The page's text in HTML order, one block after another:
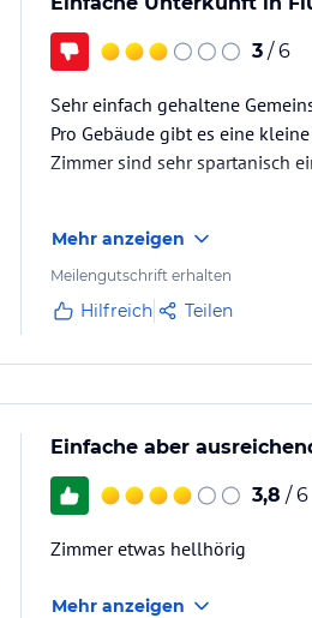
3 / 6
Sehr einfach gehaltene
Pro Gebäude gibt es eine
Zimmer sind sehr spartanisch
Alternative sein. S-Bahnhof
Mehr anzeigen
Meilengutschrift erhalten
Hilfreich Teilen
Einfache aber
3,8 / 6
Zimmer etwas hellhörig
Mehr anzeigen